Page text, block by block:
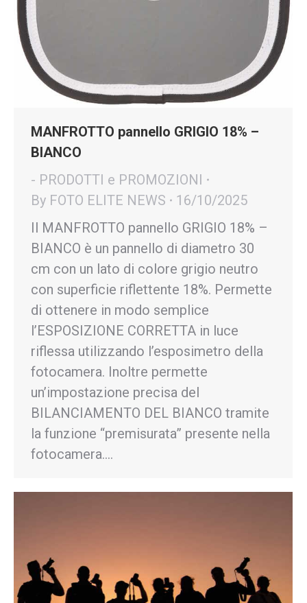
MANFROTTO pannello GRIGIO 18% –
BIANCO
- PRODOTTI e PROMOZIONI
By FOTO ELITE NEWS
16/10/2025
Il MANFROTTO pannello GRIGIO 18% –
BIANCO è un pannello di diametro 30
cm con un lato di colore grigio neutro
con superficie riflettente 18%. Permette
di ottenere in modo semplice
l’ESPOSIZIONE CORRETTA in luce
riflessa utilizzando l’esposimetro della
fotocamera. Inoltre permette
un’impostazione precisa del
BILANCIAMENTO DEL BIANCO tramite
la funzione “premisurata” presente nella
fotocamera.…